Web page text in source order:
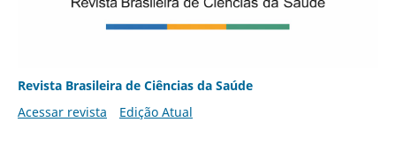
Revista Brasileira de Ciências da Saúde
Acessar revista
Edição Atual